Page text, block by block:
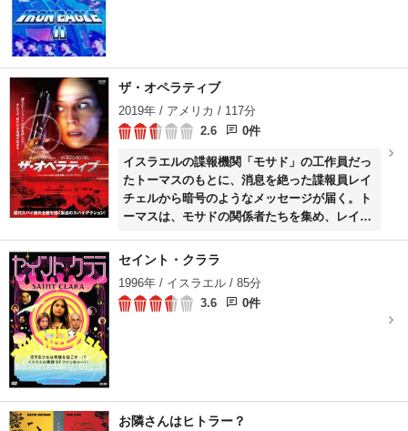
ザ・オペラティブ
2019年 / アメリカ / 117分
2.6
0件
イスラエルの諜報機関「モサド」の工作員だっ
たトーマスのもとに、消息を絶った諜報員レイ
チェルから暗号のようなメッセージが届く。ト
ーマスは、モサドの関係者たちを集め、レイチ
セイント・クララ
1996年 / イスラエル / 85分
3.6
0件
お隣さんはヒトラー？